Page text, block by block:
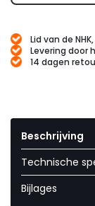
Lid van de
Levering door
14 dagen
Beschrijving
Technische
Bijlages